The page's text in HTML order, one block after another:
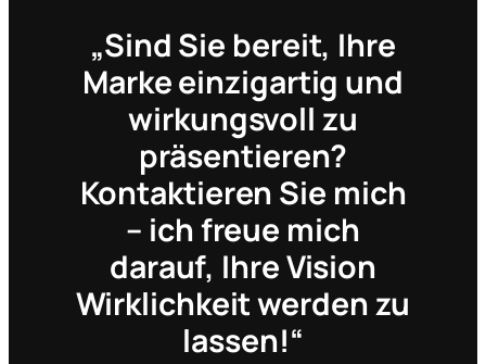
„Sind Sie bereit, Ihre
Marke einzigartig und
wirkungsvoll zu
präsentieren?
Kontaktieren Sie mich
– ich freue mich
darauf, Ihre Vision
Wirklichkeit werden zu
lassen!“